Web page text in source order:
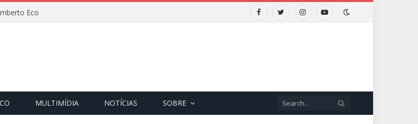
Eco FacebookTwitterInstagramYouTube
MULTIMÍDIA NOTÍCIAS SOBRE